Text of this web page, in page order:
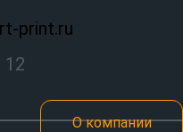
print.ru
О компании